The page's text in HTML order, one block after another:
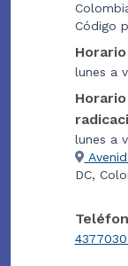
Código
lunes a
lunes a
DC,